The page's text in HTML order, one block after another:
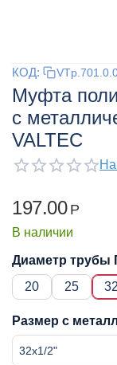
КОД:
Муфта
с
VALTEC
197.00 Р
В наличии
Диаметр трубы
20
25 32
Размер с